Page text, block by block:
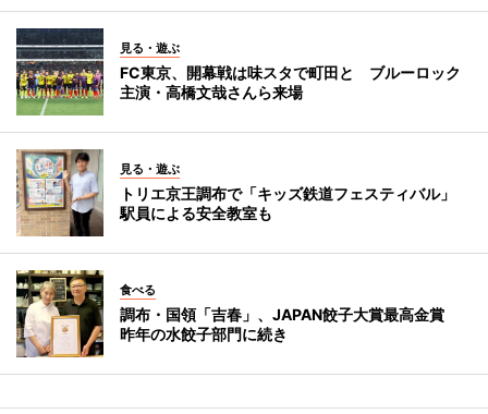
見る・遊ぶ
FC東京、開幕戦は味スタで町田と ブルーロック
主演・高橋文哉さんら来場
見る・遊ぶ
トリエ京王調布で「キッズ鉄道フェスティバル」
駅員による安全教室も
食べる
調布・国領「吉春」、JAPAN餃子大賞最高金賞
昨年の水餃子部門に続き